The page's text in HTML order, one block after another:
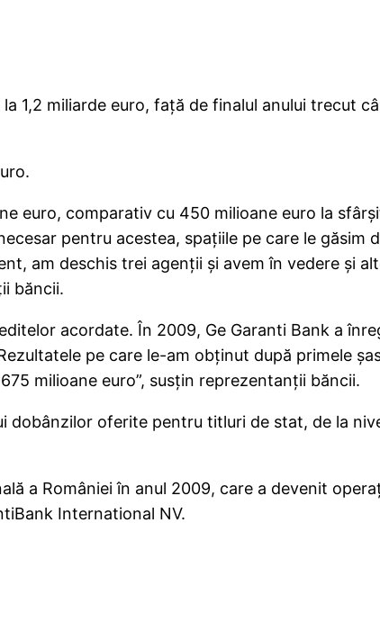
1,2 miliarde euro, faţă de finalul anului trecut
euro, comparativ cu 450 milioane euro la
pentru acestea, spaţiile pe care le găsim
am deschis trei agenţii şi avem în vedere şi
băncii.
acordate. În 2009, Ge Garanti Bank a
pe care le-am obţinut după primele
milioane euro”, susţin reprezentanţii băncii.
oferite pentru titluri de stat, de la
a României în anul 2009, care a devenit
International NV.